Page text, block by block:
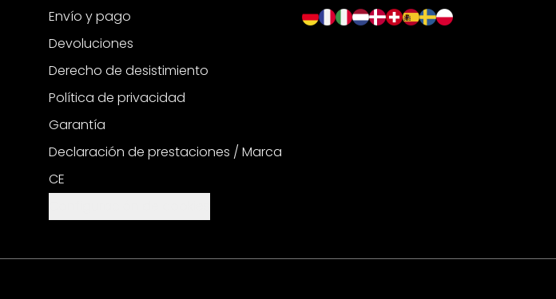
Envío y pago
Devoluciones
Derecho de desistimiento
Política de privacidad
Garantía
Declaración de prestaciones / Marca
CE